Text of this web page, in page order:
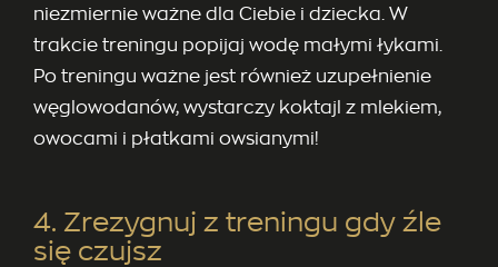
niezmiernie ważne dla Ciebie i dziecka. W
trakcie treningu popijaj wodę małymi łykami.
Po treningu ważne jest również uzupełnienie
węglowodanów, wystarczy koktajl z mlekiem,
owocami i płatkami owsianymi!
4. Zrezygnuj z treningu gdy źle
się czujsz